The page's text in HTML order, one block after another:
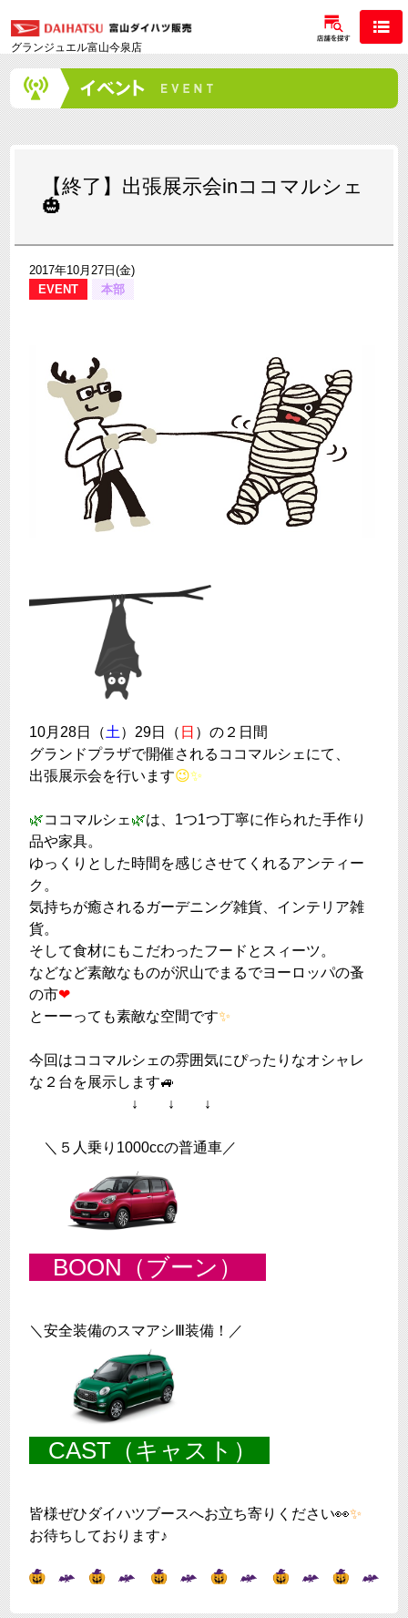
グランジュエル富山今泉店
【終了】出張展示会inココマルシェ
🎃
2017年10月27日(金)
EVENT
本部
10月28日（土 ）29日（ 日 ）の２日間
グランドプラザで開催されるココマルシェにて、
出張展示会を行います😉✨
🌿ココマルシェ 🌿は、1つ1つ丁寧に作られた手作り
品や家具。
ゆっくりとした時間を感じさせてくれるアンティー
ク。
気持ちが癒されるガーデニング雑貨、インテリア雑
貨。
そして食材にもこだわったフードとスィーツ。
などなど素敵なものが沢山でまるでヨーロッパの蚤
の市❤
とーーっても素敵な空間です✨
今回はココマルシェの雰囲気にぴったりなオシャレ
な２台を展示します🚙
↓ ↓ ↓
＼５人乗り1000ccの普通車／
BOON（ブーン）
＼安全装備のスマアシⅢ装備！／
CAST（キャスト）
皆様ぜひダイハツブースへお立ち寄りください👀✨
お待ちしております♪